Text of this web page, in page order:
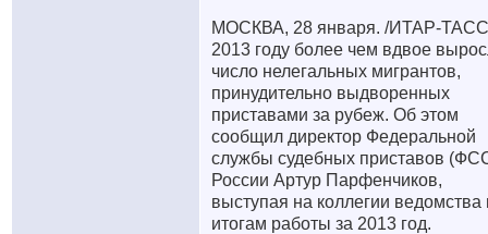
МОСКВА, 28 января. /ИТАР-
2013 году более чем вдвое
число нелегальных мигрантов,
принудительно выдворенных
приставами за рубеж. Об этом
сообщил директор Федеральной
службы судебных приставов
России Артур Парфенчиков,
выступая на коллегии ведомства
итогам работы за 2013 год.